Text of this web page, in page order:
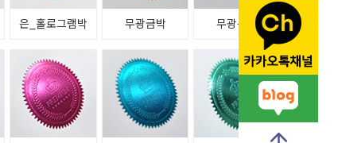
은_홀로그램박 무광금박 무광은박